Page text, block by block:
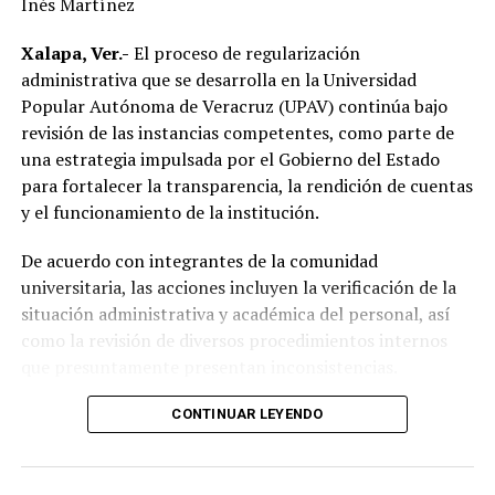
las principales demandas de la población.
“Mejorar el servicio de energía eléctrica ha sido una
prioridad desde el inicio de mi gobierno y continuaremos
gestionando recursos y proyectos que contribuyan al
desarrollo del municipio y al bienestar de las familias
alvaradeñas”.
Por último, reconoció y agradeció a la gobernadora del
Alvarado, así como a personal directivo de la CFE por la
disposición y coordinación institucional para impulsar
estas importantes acciones en beneficio del municipio.
Inés Martínez
Xalapa, Ver.- El proceso de regularización
administrativa que se desarrolla en la Universidad
Popular Autónoma de Veracruz (UPAV) continúa bajo
revisión de las instancias competentes, como parte de
una estrategia impulsada por el Gobierno del Estado
para fortalecer la transparencia, la rendición de cuentas
y el funcionamiento de la institución.
De acuerdo con integrantes de la comunidad
universitaria, las acciones incluyen la verificación de la
situación administrativa y académica del personal, así
como la revisión de diversos procedimientos internos
Entre los aspectos que son objeto de análisis se
simultáneas en distintos centros de estudio, la
CONTINUAR LEYENDO